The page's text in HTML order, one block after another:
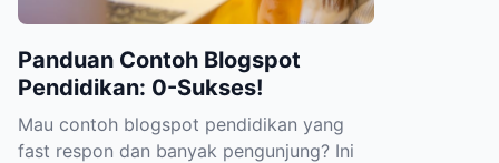
Panduan Contoh Blogspot
Pendidikan: 0-Sukses!
Mau contoh blogspot pendidikan yang
fast respon dan banyak pengunjung? Ini